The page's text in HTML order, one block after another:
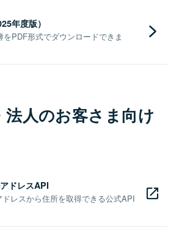
年度版）
PDF形式でダウンロードできま
法人のお客さま向け
ドレスAPI
レスから住所を取得できる公式API